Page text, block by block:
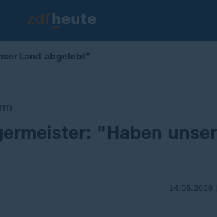
Land abgelebt"
"Haben
14.05.2026